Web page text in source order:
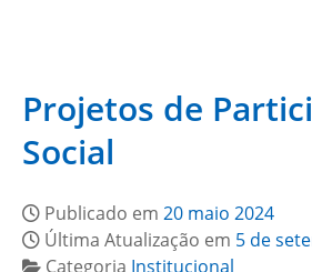
Projetos de
Social
Publicado em 20 maio 2024
Última Atualização em 5 de
Categoria Institucional